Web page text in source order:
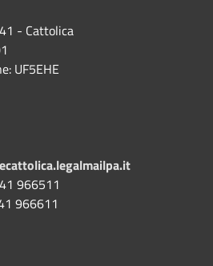
- Cattolica
UF5EHE
966511
966611